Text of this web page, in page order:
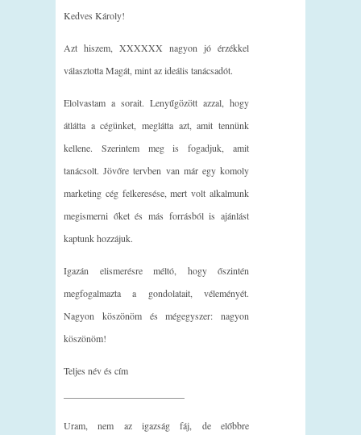
Kedves Károly!
Azt hiszem, XXXXXX nagyon jó érzékkel
választotta Magát, mint az ideális tanácsadót.
Elolvastam a sorait. Lenyűgözött azzal, hogy
átlátta a cégünket, meglátta azt, amit tennünk
kellene. Szerintem meg is fogadjuk, amit
tanácsolt. Jövőre tervben van már egy komoly
marketing cég felkeresése, mert volt alkalmunk
megismerni őket és más forrásból is ajánlást
kaptunk hozzájuk.
Igazán elismerésre méltó, hogy őszintén
megfogalmazta a gondolatait, véleményét.
Nagyon köszönöm és mégegyszer: nagyon
köszönöm!
Teljes név és cím
Uram, nem az igazság fáj, de előbbre